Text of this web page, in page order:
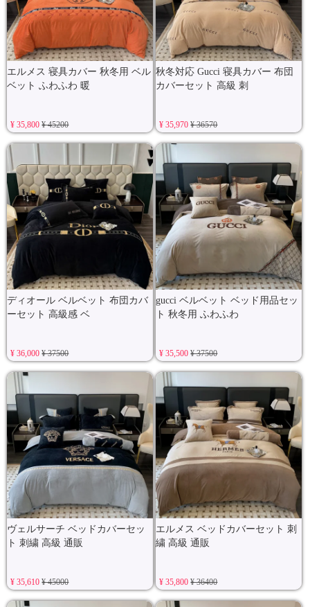
エルメス 寝具カバー 秋冬用 ベル
ベット ふわふわ 暖
¥ 35,800¥ 45200
秋冬対応 Gucci 寝具カバー 布団
カバーセット 高級 刺
¥ 35,970¥ 36570
ディオール ベルベット 布団カバ
ーセット 高級感 ベ
¥ 36,000¥ 37500
gucci ベルベット ベッド用品セッ
ト 秋冬用 ふわふわ
¥ 35,500¥ 37500
ヴェルサーチ ベッドカバーセッ
ト 刺繍 高級 通販
¥ 35,610¥ 45000
エルメス ベッドカバーセット 刺
繍 高級 通販
¥ 35,800¥ 36400